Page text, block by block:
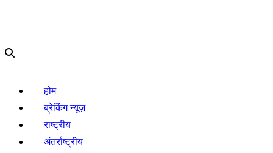
होम
ब्रेकिंग न्यूज़
राष्ट्रीय
अंतर्राष्ट्रीय